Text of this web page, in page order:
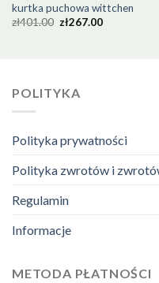
kurtka puchowa wittchen
zł401.00 zł267.00
POLITYKA
Polityka prywatności
Polityka zwrotów i
Regulamin
Informacje
METODA PŁATNOŚCI